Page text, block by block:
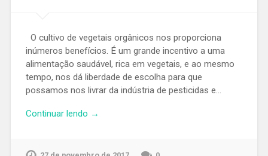
O cultivo de vegetais orgânicos nos proporciona
inúmeros benefícios. É um grande incentivo a uma
alimentação saudável, rica em vegetais, e ao mesmo
tempo, nos dá liberdade de escolha para que
possamos nos livrar da indústria de pesticidas e…
Continuar lendo →